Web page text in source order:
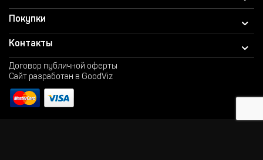
Покупки
Контакты
Договор публичной оферты
Сайт разработан в GoodViz